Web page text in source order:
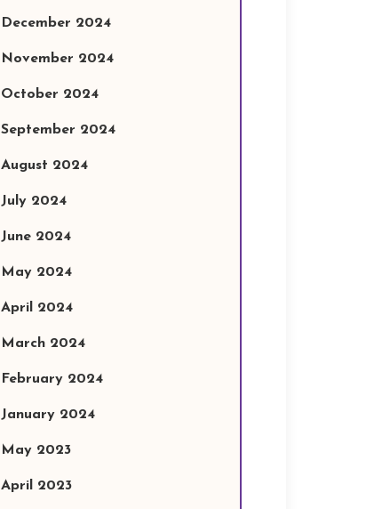
December 2024
November 2024
October 2024
September 2024
August 2024
July 2024
June 2024
May 2024
April 2024
March 2024
February 2024
January 2024
May 2023
April 2023